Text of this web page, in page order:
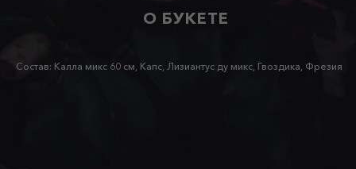
О БУКЕТЕ
Состав: Калла микс 60 см, Капс, Лизиантус ду микс, Гвоздика, Фрезия